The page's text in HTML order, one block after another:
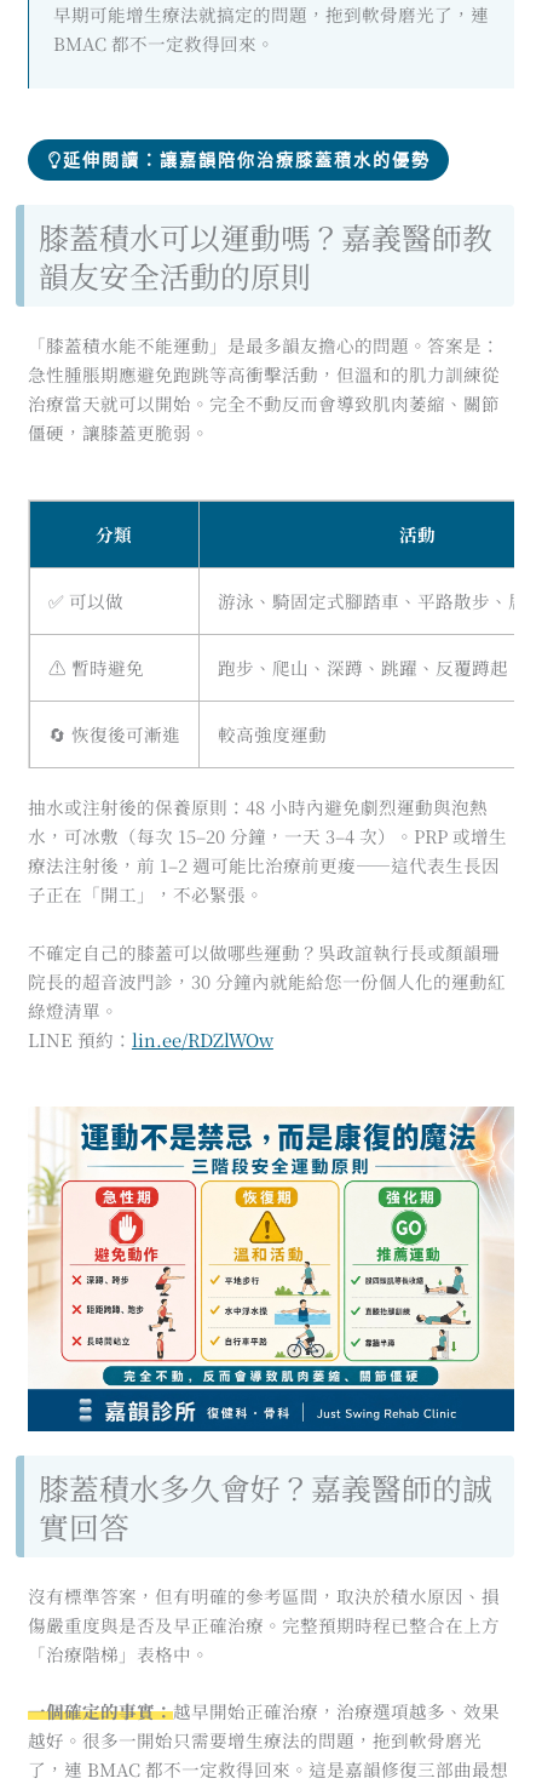
早期可能增生療法就搞定的問題，拖到軟骨磨光了，連
BMAC 都不一定救得回來。
延伸閱讀：讓嘉韻陪你治療膝蓋積水的優勢
膝蓋積水可以運動嗎？嘉義醫師教
韻友安全活動的原則
「膝蓋積水能不能運動」是最多韻友擔心的問題。答案是：
急性腫脹期應避免跑跳等高衝擊活動，但溫和的肌力訓練從
治療當天就可以開始。完全不動反而會導致肌肉萎縮、關節
僵硬，讓膝蓋更脆弱。
分類 活動
✅ 可以做 游泳、騎固定式腳踏車、平路散步、居
⚠️ 暫時避免 跑步、爬山、深蹲、跳躍、反覆蹲起
🔄 恢復後可漸進 較高強度運動
抽水或注射後的保養原則：48 小時內避免劇烈運動與泡熱
水，可冰敷（每次 15–20 分鐘，一天 3–4 次）。PRP 或增生
療法注射後，前 1–2 週可能比治療前更痠——這代表生長因
子正在「開工」，不必緊張。
不確定自己的膝蓋可以做哪些運動？吳政誼執行長或顏韻珊
院長的超音波門診，30 分鐘內就能給您一份個人化的運動紅
綠燈清單。
LINE 預約： lin.ee/RDZlWOw
膝蓋積水多久會好？嘉義醫師的誠
實回答
沒有標準答案，但有明確的參考區間，取決於積水原因、損
傷嚴重度與是否及早正確治療。完整預期時程已整合在上方
「治療階梯」表格中。
一個確定的事實：越早開始正確治療，治療選項越多、效果
越好。很多一開始只需要增生療法的問題，拖到軟骨磨光
了，連 BMAC 都不一定救得回來。這是嘉韻修復三部曲最想